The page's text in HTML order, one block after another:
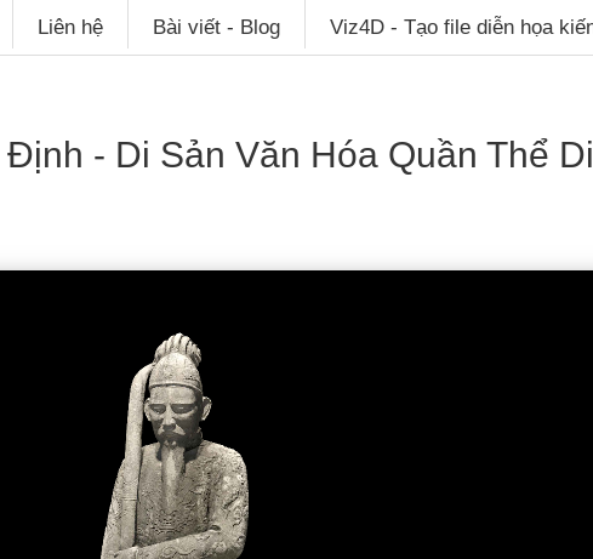
Liên hệ Bài viết - Blog Viz4D - Tạo file diễn họa
- Di Sản Văn Hóa Quần Thể Di